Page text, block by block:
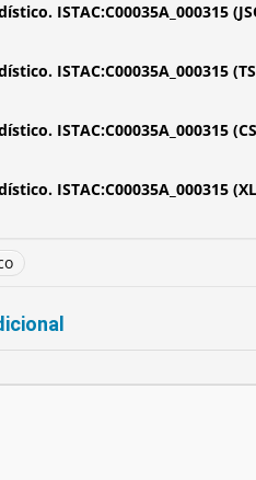
ISTAC:C00035A_000315
ISTAC:C00035A_000315
ISTAC:C00035A_000315
ISTAC:C00035A_000315